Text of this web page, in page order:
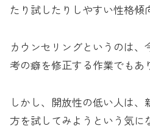
たり試したりしやすい性格傾
カウンセリングというのは
考の癖を修正する作業でもあ
しかし、開放性の低い人は
方を試してみようという気に